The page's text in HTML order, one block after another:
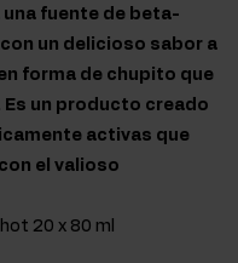
fuente de beta-
un delicioso sabor a
forma de chupito que
un producto creado
activas que
el valioso